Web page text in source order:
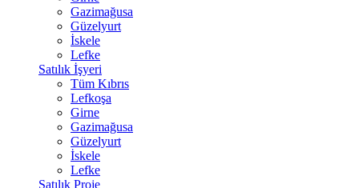
Gazimağusa
Güzelyurt
İskele
Lefke
Satılık İşyeri
Tüm Kıbrıs
Lefkoşa
Girne
Gazimağusa
Güzelyurt
İskele
Lefke
Satılık Proje